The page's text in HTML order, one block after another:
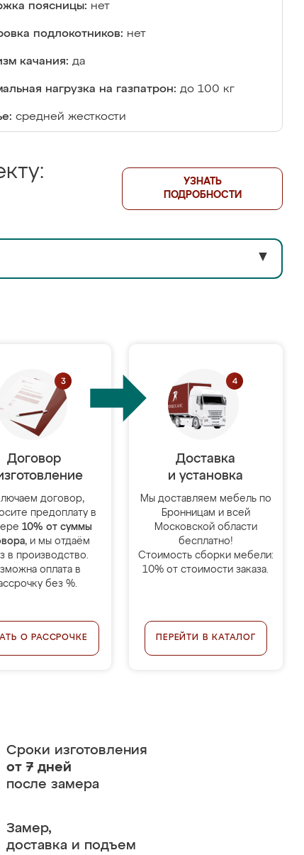
поясницы: нет
подлокотников: нет
качания: да
нагрузка на газпатрон: до 100 кг
средней жесткости
УЗНАТЬ
ПОДРОБНОСТИ
▼
Договор
договор,
предоплату в
10% от суммы
, и мы отдаём
в производство.
оплата в
без %.
О РАССРОЧКЕ
Доставка
и установка
Мы доставляем мебель по
Бронницам и всей
Московской области
бесплатно!
Стоимость сборки мебели:
10% от стоимости заказа.
ПЕРЕЙТИ В КАТАЛОГ
Сроки изготовления
от 7 дней
после замера
Замер,
доставка и подъем